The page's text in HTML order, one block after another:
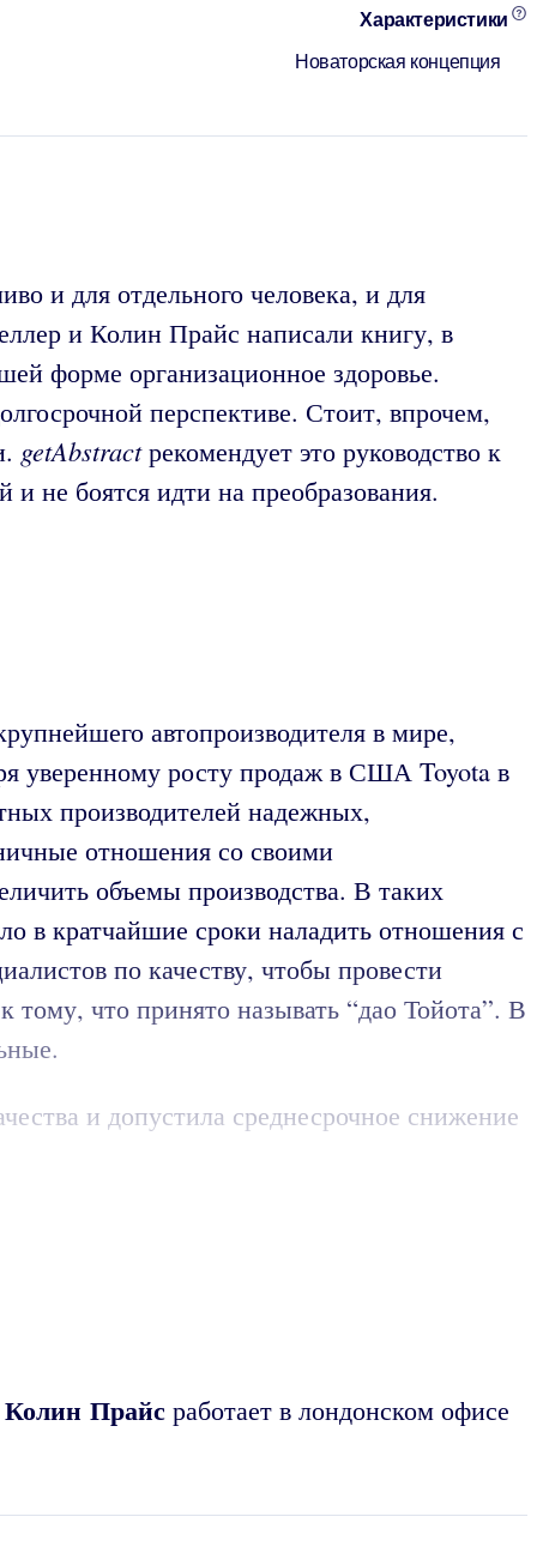
Характеристики
Новаторская концепция
и для отдельного человека, и для
и Колин Прайс написали книгу, в
форме организационное здоровье.
перспективе. Стоит, впрочем,
getAbstractрекомендует это руководство к
не боятся идти на преобразования.
автопроизводителя в мире,
уверенному росту продаж в США Toyota в
производителей надежных,
отношения со своими
объемы производства. В таких
в кратчайшие сроки наладить отношения с
по качеству, чтобы провести
что принято называть “дао Тойота”. В
и допустила среднесрочное снижение
Колин Прайс работает в лондонском офисе